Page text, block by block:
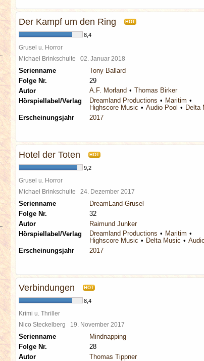
Der Kampf um den Ring HOT
8,4
Grusel u. Horror
Michael Brinkschulte 02. Januar 2018
Serienname
Tony Ballard
Folge Nr.
29
Autor
A.F. Morland
Thomas Birker
Hörspiellabel/Verlag
Dreamland Productions
Maritim
Highscore Music
Audio Pool
Delta
Erscheinungsjahr
2017
Hotel der Toten HOT
9,2
Grusel u. Horror
Michael Brinkschulte 24. Dezember 2017
Serienname
DreamLand-Grusel
Folge Nr.
32
Autor
Raimund Junker
Hörspiellabel/Verlag
Dreamland Productions
Maritim
Highscore Music
Delta Music
Erscheinungsjahr
2017
Verbindungen HOT
8,4
Krimi u. Thriller
Nico Steckelberg 19. November 2017
Serienname
Mindnapping
Folge Nr.
28
Autor
Thomas Tippner